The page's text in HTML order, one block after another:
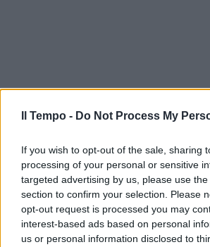
Il Tempo - Do Not Process My
If you wish to opt-out of the sale, sharing
processing of your personal or sensitive
targeted advertising by us, please use
section to confirm your selection. Please
opt-out request is processed you may
interest-based ads based on personal
us or personal information disclosed to